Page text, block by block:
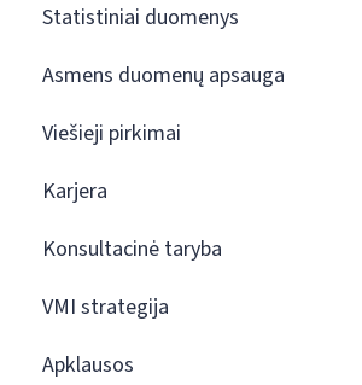
Statistiniai duomenys
Asmens duomenų apsauga
Viešieji pirkimai
Karjera
Konsultacinė taryba
VMI strategija
Apklausos